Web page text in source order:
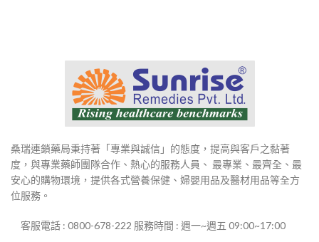
桑瑞連鎖藥局秉持著「專業與誠信」的態度，提高與客戶之黏著
度，與專業藥師團隊合作、熱心的服務人員、 最專業、最齊全、最
安心的購物環境，提供各式營養保健、婦嬰用品及醫材用品等全方
位服務。
客服電話 : 0800-678-222 服務時間 : 週一~週五 09:00~17:00